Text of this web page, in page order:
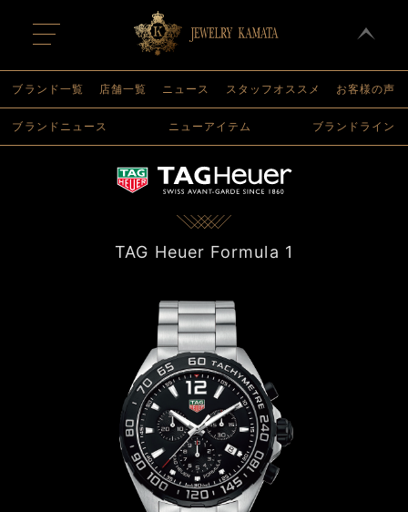
t
o
g
l
n
a
ブランド一覧 店舗一覧 ニュース スタッフオススメ お客様の声
ブランドニュース ニューアイテム ブランドライン
TAG Heuer Formula 1